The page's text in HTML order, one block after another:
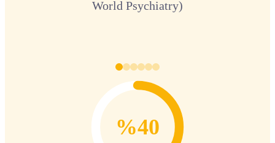
World Psychiatry)
%40